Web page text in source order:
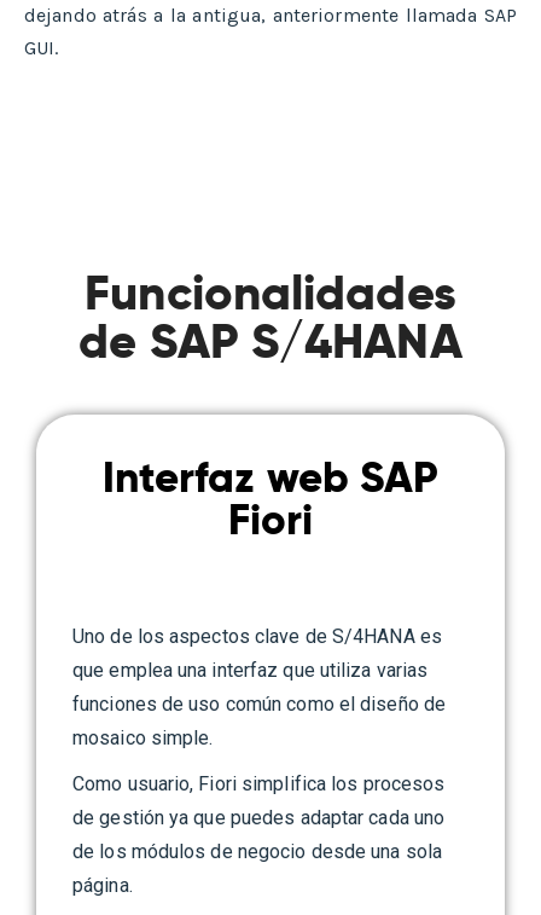
dejando atrás a la antigua, anteriormente llamada SAP
GUI.
Funcionalidades
de SAP S/4HANA
Interfaz web SAP
Fiori
Uno de los aspectos clave de S/4HANA es
que emplea una interfaz que utiliza varias
funciones de uso común como el diseño de
mosaico simple.
Como usuario, Fiori simplifica los procesos
de gestión ya que puedes adaptar cada uno
de los módulos de negocio desde una sola
página.